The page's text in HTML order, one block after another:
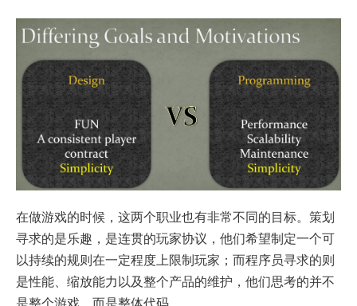
在做游戏的时候，这两个职业也有非常不同的目标。策划
寻求的是乐趣，是连贯的玩家协议，他们希望制定一个可
以持续的规则在一定程度上限制玩家；而程序员寻求的则
是性能、缩放能力以及整个产品的维护，他们思考的并不